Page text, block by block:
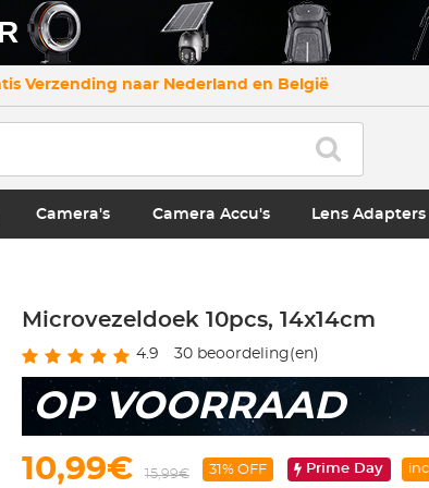
Verzending naar Nederland en België
Camera's Camera Accu's Lens Adapters
Microvezeldoek 10pcs, 14x14cm
4.9 30beoordeling(en)
OP VOORRAAD
10,99€ 15,99€ 31% OFF Prime Day